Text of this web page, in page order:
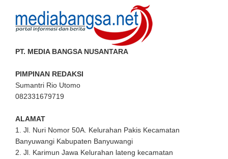
PT. MEDIA BANGSA NUSANTARA
PIMPINAN REDAKSI
Sumantri Rio Utomo
082331679719
ALAMAT
1. Jl. Nuri Nomor 50A. Kelurahan Pakis Kecamatan
Banyuwangi Kabupaten Banyuwangi
2. Jl. Karimun Jawa Kelurahan lateng kecamatan